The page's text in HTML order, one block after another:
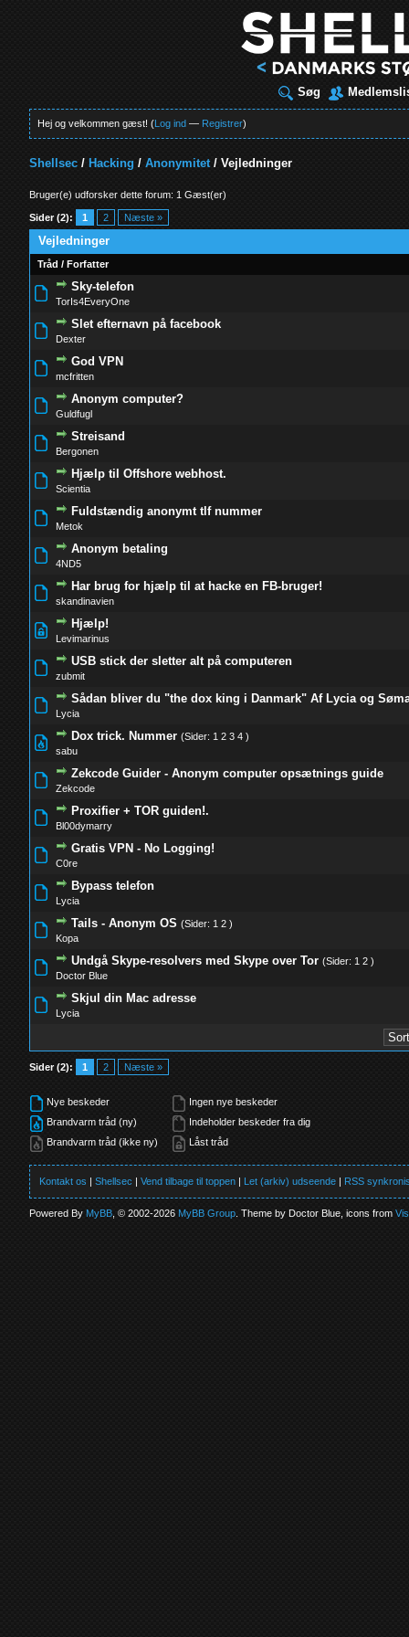
Søg
Hej og velkommen gæst! (Log ind — Registrer)
Shellsec / Hacking /Anonymitet /Vejledninger
Bruger(e) udforsker dette forum: 1 Gæst(er)
Sider (2): 1 2 Næste »
Vejledninger
Tråd /Forfatter
Sky-telefon
TorIs4EveryOne
0 Stemmer - 0 ud af 5 i gennemsnit
Slet efternavn på facebook
Dexter
1 Stemmer - 5 ud af 5 i gennemsnit
12345
God VPN
mcfritten
0 Stemmer - 0 ud af 5 i gennemsnit
Anonym computer?
Guldfugl
0 Stemmer - 0 ud af 5 i gennemsnit
12
Streisand
Bergonen
0 Stemmer - 0 ud af 5 i gennemsnit
Hjælp til Offshore webhost.
Scientia
1 Stemmer - 1 ud af 5 i gennemsnit
1 2345
Fuldstændig anonymt tlf nummer
Metok
0 Stemmer - 0 ud af 5 i gennemsnit
12 345
Anonym betaling
4ND5
0 Stemmer - 0 ud af 5 i gennemsnit
1
Har brug for hjælp til at hacke en FB-bruger!
skandinavien
0 Stemmer - 0 ud af 5 i gennemsnit
12 345
Hjælp!
Levimarinus
0 Stemmer - 0 ud af 5 i gennemsnit
USB stick der sletter alt på computeren
zubmit
0 Stemmer - 0 ud af 5 i gennemsnit
123 45
Sådan bliver du "the dox king i Danmark" Af Lycia og
Lycia
1 Stemmer - 5 ud af 5 i gennemsnit
123 45
Dox trick. Nummer (Sider: 1 2 3 4 )
sabu
1 Stemmer - 5 ud af 5 i gennemsnit
12 345
Zekcode Guider - Anonym computer opsætnings guide
Zekcode
0 Stemmer - 0 ud af 5 i gennemsnit
12345
Proxifier + TOR guiden!.
Bl00dymarry
0 Stemmer - 0 ud af 5 i gennemsnit
12345
Gratis VPN - No Logging!
C0re
0 Stemmer - 0 ud af 5 i gennemsnit
12345
Bypass telefon
Lycia
0 Stemmer - 0 ud af 5 i gennemsnit
Tails - Anonym OS (Sider: 1 2 )
Kopa
0 Stemmer - 0 ud af 5 i gennemsnit
12 345
Undgå Skype-resolvers med Skype over Tor (Sider: 1 2 )
Doctor Blue
1 Stemmer - 5 ud af 5 i gennemsnit
1234 5
Skjul din Mac adresse
Lycia
1 Stemmer - 3 ud af 5 i gennemsnit
1234
Sider (2): 1 2 Næste »
Nye beskeder
Brandvarm tråd (ny)
Brandvarm tråd (ikke ny)
Ingen nye beskeder
Indeholder beskeder fra dig
Låst tråd
Kontakt os |Shellsec |Vend tilbage til toppen | Let (arkiv) udseende | RSS
Powered By MyBB , © 2002-2026 MyBB Group . Theme by Doctor Blue, icons from